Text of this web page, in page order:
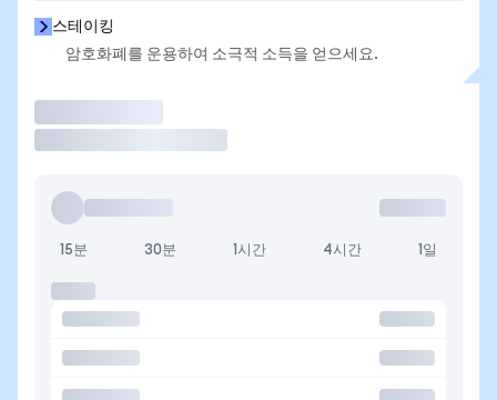
스테이킹
암호화폐를 운용하여 소극적 소득을 얻으세요.
15분 30분 1시간 4시간 1일